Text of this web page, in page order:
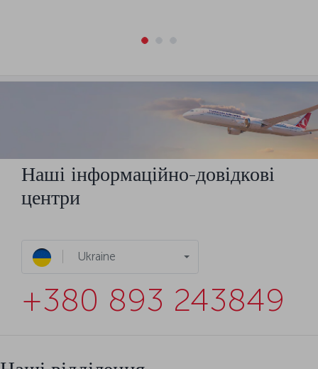
Наші інформаційно-довідкові
центри
Ukraine
+380 893 243849